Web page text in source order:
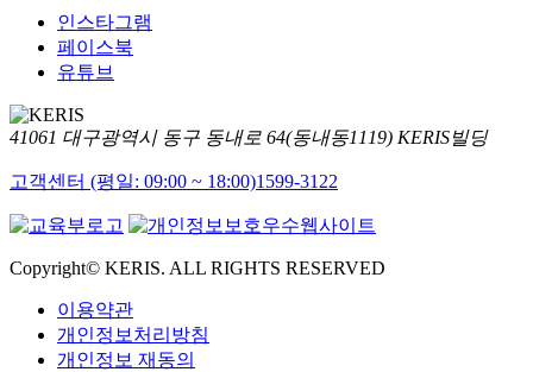
인스타그램
페이스북
유튜브
41061 대구광역시 동구 동내로 64(동내동1119) KERIS빌딩
고객센터 (평일: 09:00 ~ 18:00)1599-3122
Copyright© KERIS. ALL RIGHTS RESERVED
이용약관
개인정보처리방침
개인정보 재동의